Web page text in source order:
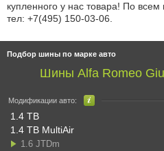
Подбор шины по марке авто
Шины Alfa Romeo
Модификации авто:
1.4 TB
1.4 TB MultiAir
1.6 JTDm
купленного у нас товара! По
тел: +7(495) 150-03-06